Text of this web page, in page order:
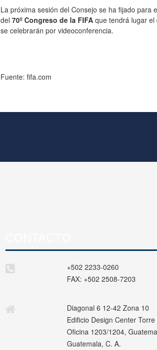
La próxima sesión del Consejo se ha fijado para
del 70º Congreso de la FIFAque tendrá lugar el
se celebrarán por videoconferencia.
Fuente: fifa.com
+502 2233-0260
FAX: +502 2508-7203
Diagonal 6 12-42 Zona 10
Edificio Design Center Torre
Oficina 1203/1204,
Guatemala, C. A.